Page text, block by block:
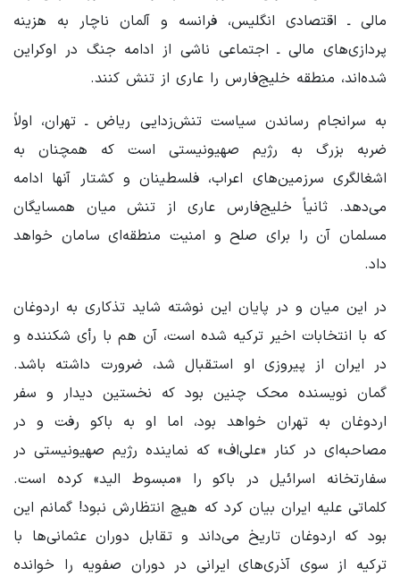
مالی ـ اقتصادی انگلیس، فرانسه و آلمان ناچار به هزینه
پردازی‌های مالی ـ اجتماعی ناشی از ادامه جنگ در اوکراین
شده‌اند، منطقه خلیج‌فارس را عاری از تنش کنند.
به سرانجام رساندن سیاست تنش‌زدایی ریاض ـ تهران، اولاً
ضربه بزرگ به رژیم صهیونیستی است که همچنان به
اشغالگری سرزمین‌های اعراب، فلسطینان و کشتار آنها ادامه
می‌دهد. ثانیاً خلیج‌فارس عاری از تنش میان همسایگان
مسلمان آن را برای صلح و امنیت منطقه‌ای سامان خواهد
داد.
در این میان و در پایان این نوشته شاید تذکاری به اردوغان
که با انتخابات اخیر ترکیه شده است، آن هم با رأی شکننده و
در ایران از پیروزی او استقبال شد، ضرورت داشته باشد.
گمان نویسنده محک چنین بود که نخستین دیدار و سفر
اردوغان به تهران خواهد بود، اما او به باکو رفت و در
مصاحبه‌ای در کنار «علی‌اف» که نماینده رژیم صهیونیستی در
سفارتخانه اسرائیل در باکو را «مبسوط الید» کرده است.
کلماتی علیه ایران بیان کرد که هیچ انتظارش نبود! گمانم این
بود که اردوغان تاریخ می‌داند و تقابل دوران عثمانی‌ها با
ترکیه از سوی آذری‌های ایرانی در دوران صفویه را خوانده